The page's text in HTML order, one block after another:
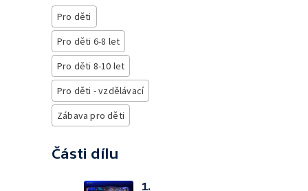
Pro děti
Pro děti 6-8 let
Pro děti 8-10 let
Pro děti - vzdělávací
Zábava pro děti
Části dílu
1.